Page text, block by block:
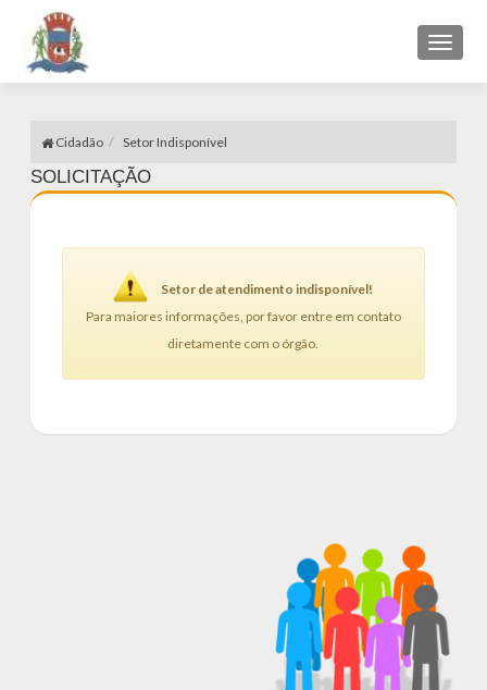
Toggle
Cidadão Setor Indisponível
SOLICITAÇÃO
Setor de atendimento indisponível!
Para maiores informações, por favor entre em contato
diretamente com o órgão.